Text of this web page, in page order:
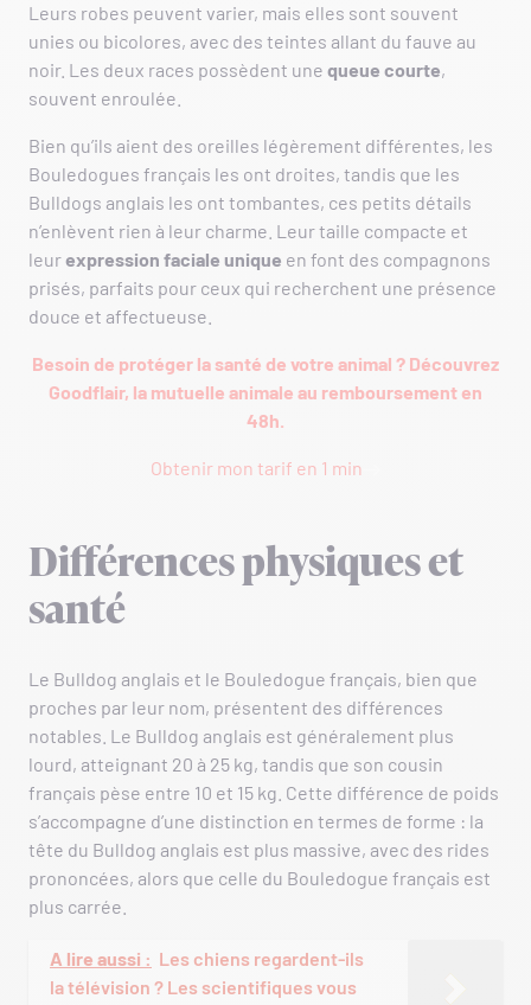
Leurs robes peuvent varier, mais elles sont souvent
unies ou bicolores, avec des teintes allant du fauve au
noir. Les deux races possèdent une queue courte,
souvent enroulée.
Bien qu’ils aient des oreilles légèrement différentes, les
Bouledogues français les ont droites, tandis que les
Bulldogs anglais les ont tombantes, ces petits détails
n’enlèvent rien à leur charme. Leur taille compacte et
leurexpression faciale unique en font des compagnons
prisés, parfaits pour ceux qui recherchent une présence
douce et affectueuse.
Besoin de protéger la santé de votre animal ? Découvrez
Goodflair, la mutuelle animale au remboursement en
48h.
Obtenir mon tarif en 1 min
Différences physiques et
santé
Le Bulldog anglais et le Bouledogue français, bien que
proches par leur nom, présentent des différences
notables. Le Bulldog anglais est généralement plus
lourd, atteignant 20 à 25 kg, tandis que son cousin
français pèse entre 10 et 15 kg. Cette différence de poids
s’accompagne d’une distinction en termes de forme : la
tête du Bulldog anglais est plus massive, avec des rides
prononcées, alors que celle du Bouledogue français est
plus carrée.
A lire aussi : Les chiens regardent-ils
la télévision ? Les scientifiques vous